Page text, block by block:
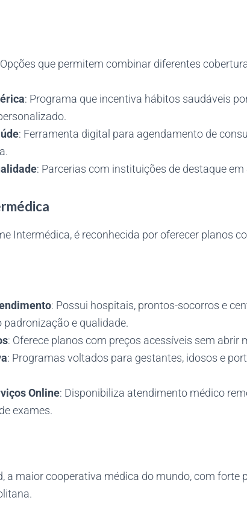
que permitem combinar diferentes
: Programa que incentiva hábitos saudáveis
: Ferramenta digital para agendamento de
: Parcerias com instituições de destaque em
Intermédica, é reconhecida por oferecer planos
: Possui hospitais, prontos-socorros e
e qualidade.
: Oferece planos com preços acessíveis sem abrir
: Programas voltados para gestantes, idosos e
Online: Disponibiliza atendimento médico
exames.
a maior cooperativa médica do mundo, com forte